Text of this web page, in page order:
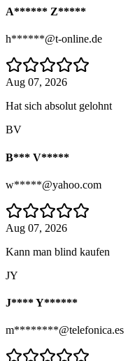
A****** Z*****
h******@t-online.de
Aug 07, 2026
Hat sich absolut gelohnt
BV
B*** V*****
w*****@yahoo.com
Aug 07, 2026
Kann man blind kaufen
JY
J**** Y******
m********@telefonica.es